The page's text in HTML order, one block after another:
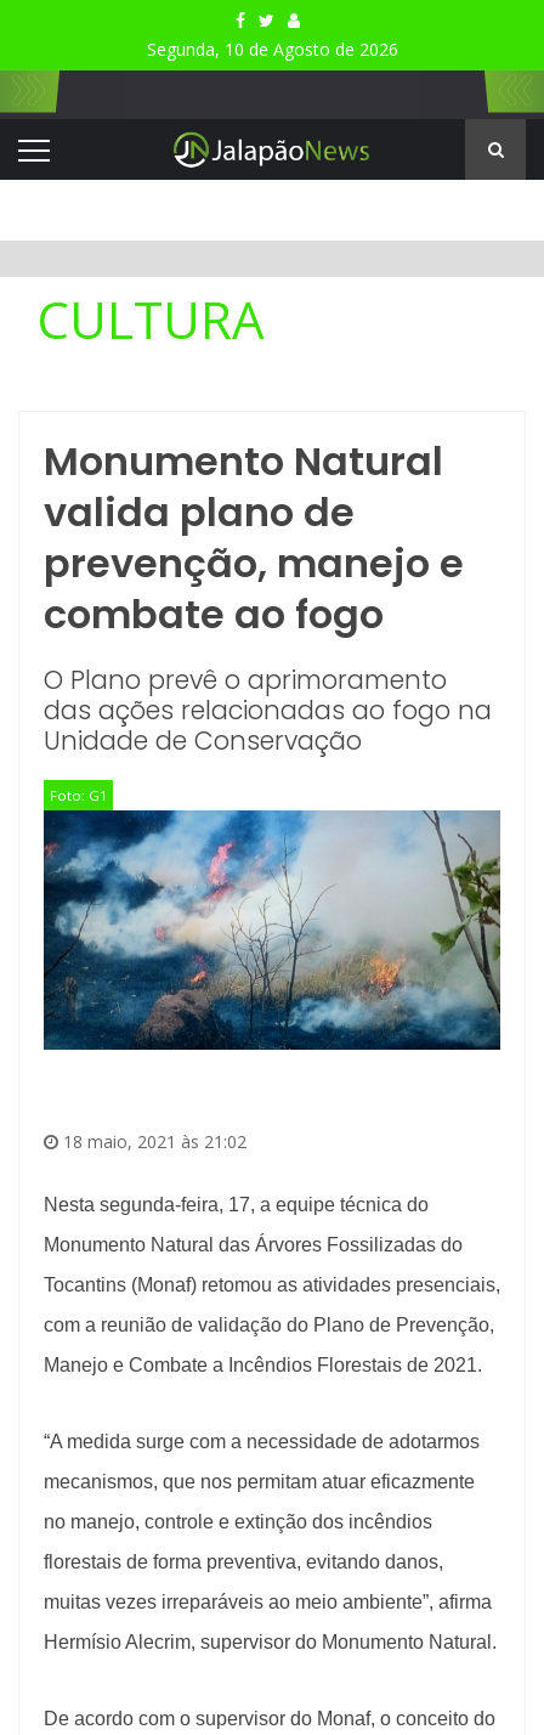
Segunda, 10 de Agosto de 2026
CULTURA
Monumento Natural
valida plano de
prevenção, manejo e
combate ao fogo
O Plano prevê o aprimoramento
das ações relacionadas ao fogo na
Unidade de Conservação
Foto: G1
18 maio, 2021 às 21:02
Nesta segunda-feira, 17, a equipe técnica do
Monumento Natural das Árvores Fossilizadas do
Tocantins (Monaf) retomou as atividades presenciais,
com a reunião de validação do Plano de Prevenção,
Manejo e Combate a Incêndios Florestais de 2021.
“A medida surge com a necessidade de adotarmos
mecanismos, que nos permitam atuar eficazmente
no manejo, controle e extinção dos incêndios
florestais de forma preventiva, evitando danos,
muitas vezes irreparáveis ao meio ambiente”, afirma
Hermísio Alecrim, supervisor do Monumento Natural.
De acordo com o supervisor do Monaf, o conceito do